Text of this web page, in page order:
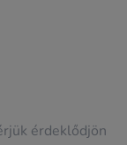
érdeklődjön